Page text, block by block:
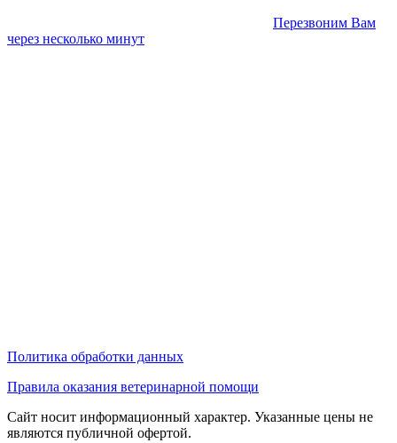
Перезвоним Вам
через несколько минут
Политика обработки данных
Правила оказания ветеринарной помощи
Сайт носит информационный характер. Указанные цены не
являются публичной офертой.